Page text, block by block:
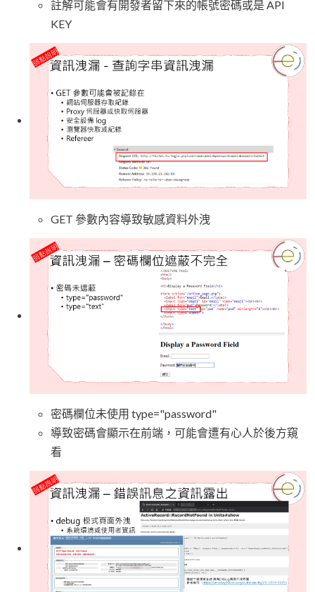
註解可能會有開發者留下來的帳號密碼或是 API
KEY
GET 參數內容導致敏感資料外洩
密碼欄位未使用 type="password"
導致密碼會顯示在前端，可能會遭有心人於後方窺
看